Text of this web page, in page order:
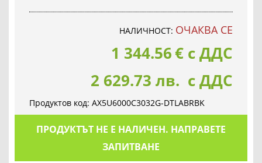
НАЛИЧНОСТ: ОЧАКВА СЕ
1 344.56€ с ДДС
2 629.73 лв. с ДДС
Продуктов код: AX5U6000C3032G-DTLABRBK
ПРОДУКТЪТ НЕ Е НАЛИЧЕН. НАПРАВЕТЕ
ЗАПИТВАНЕ